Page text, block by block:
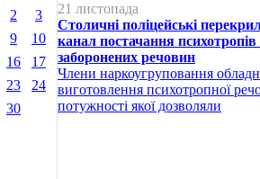
2
3
9
10
16
17
23
24
30
21 листопада
Столичні поліцейські
канал постачання
заборонених речовин
Члени наркоугруповання
виготовлення психотропної
потужності якої дозволяли